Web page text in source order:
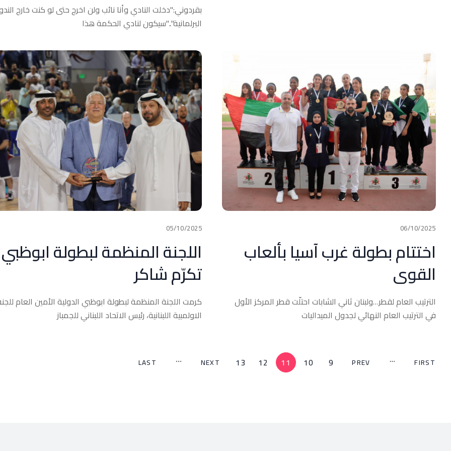
بقردوني:"دخلت النادي وأنا نائب ولن اخرج حتى لو كنت خارج
البرلمانية".."سيكون لنادي الحكمة هذا
06/10/2025
اختتام بطولة غرب آسيا بألعاب
القوى
الترتيب العام لقطر…ولبنان ثاني الشابات احتلّت قطر المركز الأول
في الترتيب العام النهائي لجدول الميداليات
05/10/2025
اللجنة المنظمة لبطولة ابوظبي
تكرّم شاكر
كرمت اللجنة المنظمة لبطولة ابوظبي الدولية الأمين العام
الاولمبية اللبنانية، رئيس الاتحاد اللبناني للجمباز
FIRST
PREV
9
10
11
12
13
NEXT
LAST